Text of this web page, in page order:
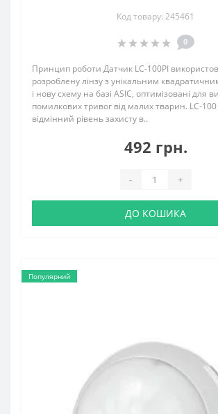
Код товару: 245461
0
Принцип роботи Датчик LC-100PI
розроблену лінзу з унікальним
і нову схему на базі ASIC, оптимізовані для
помилкових тривог від малих тварин. LC-100
відмінний рівень захисту в..
492 грн.
- +
ДО КОШИКА
Популярний